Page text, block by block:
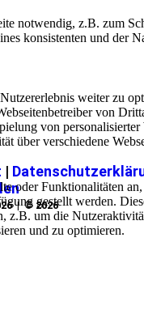
|
| © 2026
notwendig, z.B. zum
konsistenten und der
weiter zu
von
von personalisierter
über verschiedene
oder Funktionalitäten
gestellt werden.
z.B. um die
und zu optimieren.